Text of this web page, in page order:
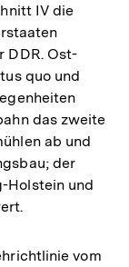
IV die
DDR. Ost-
quo und
das zweite
ab und
der
Holstein und
vom